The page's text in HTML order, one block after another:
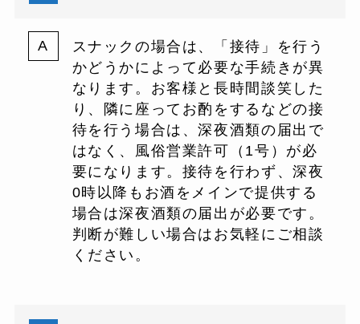
スナックの場合は、「接待」を行う
かどうかによって必要な手続きが異
なります。お客様と長時間談笑した
り、隣に座ってお酌をするなどの接
待を行う場合は、深夜酒類の届出で
はなく、風俗営業許可（1号）が必
要になります。接待を行わず、深夜
0時以降もお酒をメインで提供する
場合は深夜酒類の届出が必要です。
判断が難しい場合はお気軽にご相談
ください。